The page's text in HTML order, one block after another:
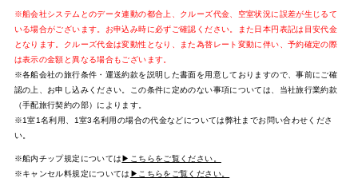
※船会社システムとのデータ連動の都合上、クルーズ代金、空室状況に誤差が生じるて
いる場合がございます。お申込み時に必ずご確認ください。また日本円表記は目安代金
となります。クルーズ代金は変動性となり、また為替レート変動に伴い、予約確定の際
は表示の金額と異なる場合もございます。
※各船会社の旅行条件・運送約款を説明した書面を用意しておりますので、事前にご確
認の上、お申し込みください。この条件に定めのない事項については、当社旅行業約款
（手配旅行契約の部）によります。
※1室1名利用、1室3名利用の場合の代金などについては弊社までお問い合わせくださ
い。
※船内チップ規定については▶こちらをご覧ください。
※キャンセル料規定については ▶こちらをご覧ください。